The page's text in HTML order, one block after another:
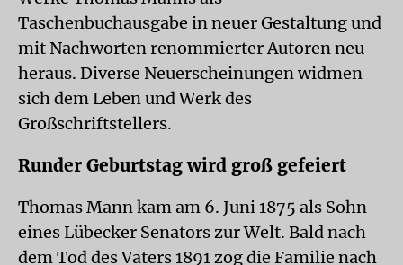
Taschenbuchausgabe in neuer Gestaltung und
mit Nachworten renommierter Autoren neu
heraus. Diverse Neuerscheinungen widmen
sich dem Leben und Werk des
Großschriftstellers.
Runder Geburtstag wird groß gefeiert
Thomas Mann kam am 6. Juni 1875 als Sohn
eines Lübecker Senators zur Welt. Bald nach
dem Tod des Vaters 1891 zog die Familie nach